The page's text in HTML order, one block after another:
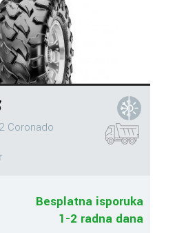
Coronado
Besplatna isporuka
1-2 radna dana